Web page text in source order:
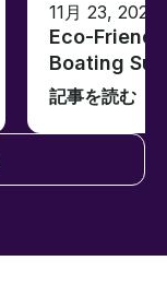
11月 23, 2022
Eco-
Boating
記事を読む